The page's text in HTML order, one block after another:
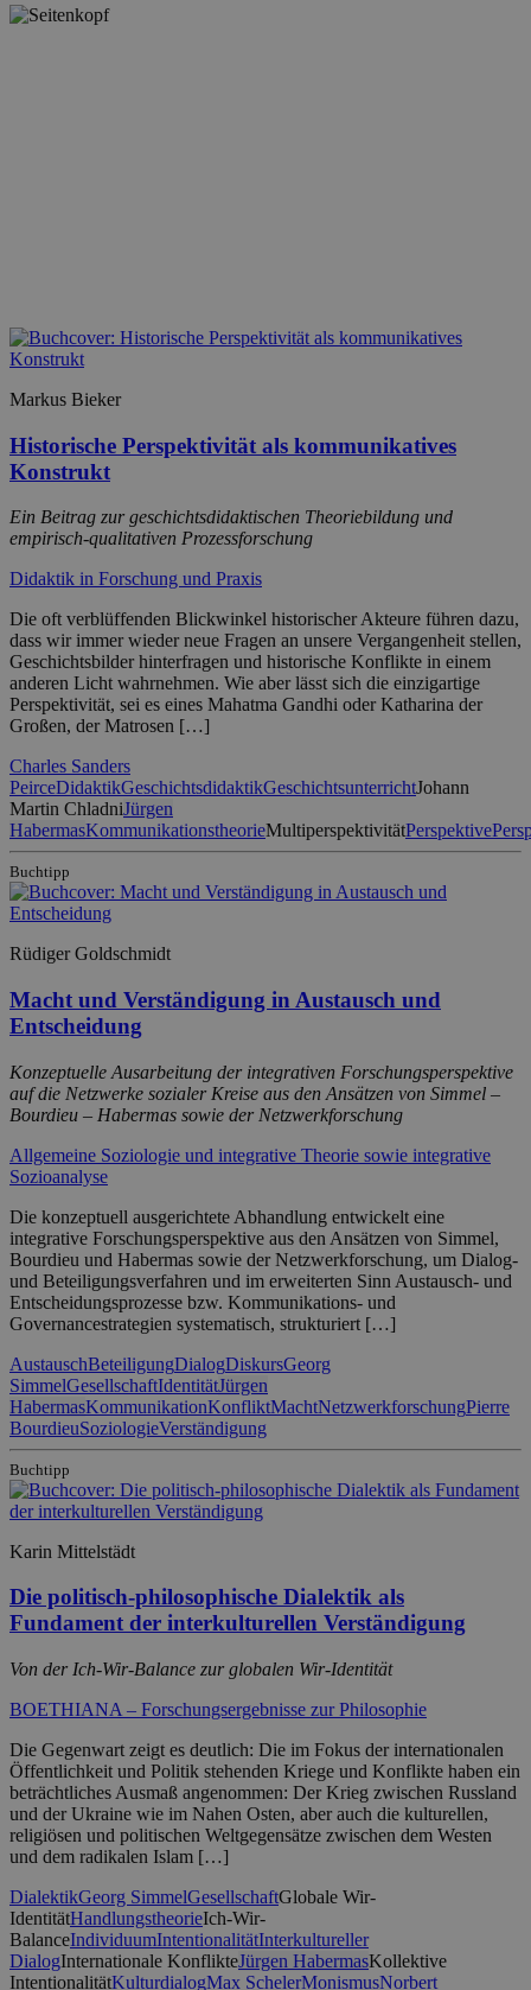
Markus Bieker
Historische Perspektivität als kommunikatives
Konstrukt
Ein Beitrag zur geschichtsdidaktischen Theoriebildung und
empirisch-qualitativen Prozessforschung
Didaktik in Forschung und Praxis
Die oft verblüffenden Blickwinkel historischer Akteure führen dazu,
dass wir immer wieder neue Fragen an unsere Vergangenheit stellen,
Geschichtsbilder hinterfragen und historische Konflikte in einem
anderen Licht wahrnehmen. Wie aber lässt sich die einzigartige
Perspektivität, sei es eines Mahatma Gandhi oder Katharina der
Großen, der Matrosen […]
Charles Sanders
PeirceDidaktikGeschichtsdidaktikGeschichtsunterrichtJohann
Martin ChladniJürgen
HabermasKommunikationstheorieMultiperspektivitätPerspektive
Buchtipp
Rüdiger Goldschmidt
Macht und Verständigung in Austausch und
Entscheidung
Konzeptuelle Ausarbeitung der integrativen Forschungsperspektive
auf die Netzwerke sozialer Kreise aus den Ansätzen von Simmel –
Bourdieu – Habermas sowie der Netzwerkforschung
Allgemeine Soziologie und integrative Theorie sowie integrative
Sozioanalyse
Die konzeptuell ausgerichtete Abhandlung entwickelt eine
integrative Forschungsperspektive aus den Ansätzen von Simmel,
Bourdieu und Habermas sowie der Netzwerkforschung, um Dialog-
und Beteiligungsverfahren und im erweiterten Sinn Austausch- und
Entscheidungsprozesse bzw. Kommunikations- und
Governancestrategien systematisch, strukturiert […]
AustauschBeteiligungDialogDiskursGeorg
SimmelGesellschaftIdentitätJürgen
HabermasKommunikationKonfliktMachtNetzwerkforschungPierre
BourdieuSoziologieVerständigung
Buchtipp
Karin Mittelstädt
Die politisch-philosophische Dialektik als
Fundament der interkulturellen Verständigung
Von der Ich-Wir-Balance zur globalen Wir-Identität
BOETHIANA – Forschungsergebnisse zur Philosophie
Die Gegenwart zeigt es deutlich: Die im Fokus der internationalen
Öffentlichkeit und Politik stehenden Kriege und Konflikte haben ein
beträchtliches Ausmaß angenommen: Der Krieg zwischen Russland
und der Ukraine wie im Nahen Osten, aber auch die kulturellen,
religiösen und politischen Weltgegensätze zwischen dem Westen
und dem radikalen Islam […]
DialektikGeorg SimmelGesellschaftGlobale Wir-
IdentitätHandlungstheorieIch-Wir-
BalanceIndividuumIntentionalitätInterkultureller
DialogInternationale KonflikteJürgen HabermasKollektive
IntentionalitätKulturdialogMax SchelerMonismusNorbert